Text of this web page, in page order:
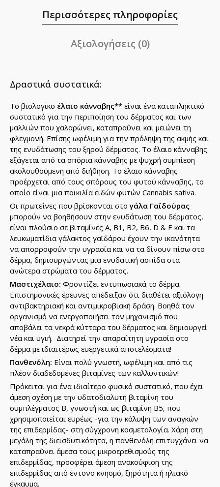
Περισσότερες πληροφορίες
Αξιολογήσεις (0)
Δραστικά συστατικά:
Το βιολογικο έλαιο κάνναβης** είναι ένα καταπληκτικό
συστατικό για την περιποίηση του δέρματος και των
μαλλιών που χαλαρώνει, καταπραΰνει και μειώνει τη
φλεγμονή. Επίσης ωφέλιμη για την πρόληψη της ακμής και
της ενυδάτωσης του ξηρού δέρματος. Το έλαιο κάνναβης
εξάγεται από τα σπόρια κάνναβης με ψυχρή συμπίεση
ακολουθούμενη από διήθηση. Το έλαιο κάνναβης
προέρχεται από τους σπόρους του φυτού κάνναβης, το
οποίο είναι μια ποικιλία ειδών φυτών Cannabis sativa.
Οι πρωτεΐνες που βρίσκονται στογάλα Γαϊδούρας
μπορούν να βοηθήσουν στην ενυδάτωση του δέρματος,
είναι πλούσιο σε βιταμίνες Α, Β1, Β2, Β6, D & E και τα
λευκωματίδια γάλακτος γαϊδάρου έχουν την ικανότητα
να απορροφούν την υγρασία και να τα δίνουν πίσω στο
δέρμα, δημιουργώντας μια ενυδατική ασπίδα στα
ανώτερα στρώματα του δέρματος.
Μαστιχέλαιο: Φροντίζει εντυπωσιακά το δέρμα.
Επιστημονικές έρευνες απέδειξαν ότι διαθέτει αξιόλογη
αντιβακτηριακή και αντιμικροβιακή δράση. Βοηθά τον
οργανισμό να ενεργοποιήσει τον μηχανισμό που
αποβάλει τα νεκρά κύτταρα του δέρματος και δημιουργεί
νέα και υγιή. Διατηρεί την απαραίτητη υγρασία στο
δέρμα με ιδιαιτέρως ευεργετικά αποτελέσματα!
Πανθενόλη: Είναι πολύ γνωστή, ωφέλιμη και από τις
πλέον διαδεδομένες βιταμίνες των καλλυντικών!
Πρόκειται για ένα ιδιαίτερο φυσικό συστατικό, που έχει
άμεση σχέση με την υδατοδιαλυτή βιταμίνη του
συμπλέγματος Β, γνωστή και ως βιταμίνη Β5, που
χρησιμοποιείται ευρέως -για την κάλυψη των αναγκών
της επιδερμίδας- στη σύγχρονη κοσμετολογία. Χάρη στη
μεγάλη της διεισδυτικότητα, η πανθενόλη επιτυγχάνει να
καταπραΰνει άμεσα τους μικροερεθισμούς της
επιδερμίδας, προσφέρει άμεση ανακούφιση της
επιδερμίδας από έντονο κνησμό, ξηρότητα ή ηλιακό
έγκαυμα.